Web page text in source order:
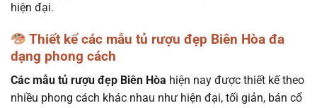
hiện đại.
Thiết kế các mẫu tủ rượu đẹp Biên Hòa đa
dạng phong cách
Các mẫu tủ rượu đẹp Biên Hòa hiện nay được thiết kế theo
nhiều phong cách khác nhau như hiện đại, tối giản, bán cổ